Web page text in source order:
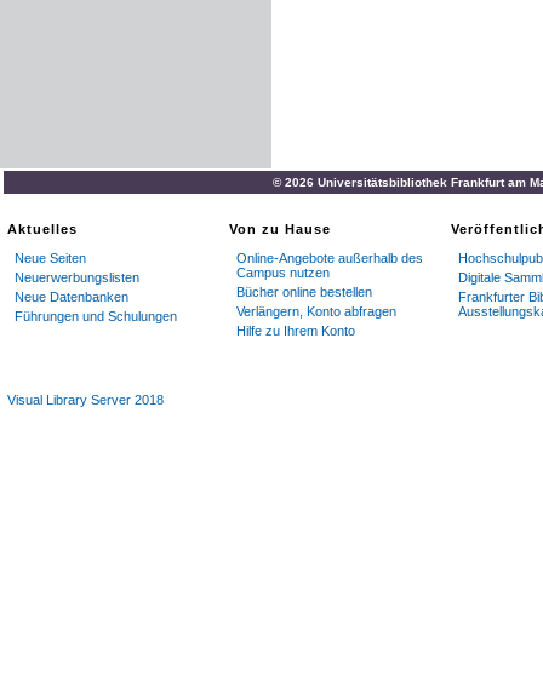
© 2026 Universitätsbibliothek Frankfurt am
Aktuelles
Neue Seiten
Neuerwerbungslisten
Neue Datenbanken
Führungen und Schulungen
Von zu Hause
Online-Angebote außerhalb des
Campus nutzen
Bücher online bestellen
Verlängern, Konto abfragen
Hilfe zu Ihrem Konto
Digitale
Frankfurter
Visual Library Server 2018